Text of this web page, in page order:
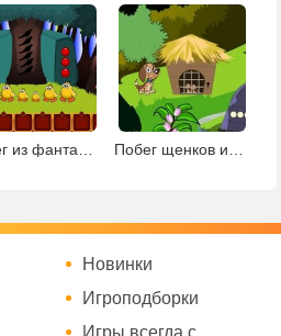
Новинки
Игроподборки
Игры всегда с